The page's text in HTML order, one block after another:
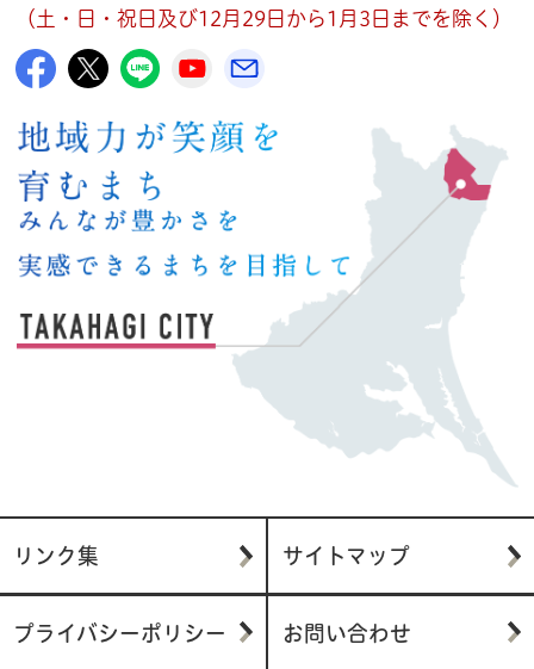
（土・日・祝日及び12月29日から1月3日までを除く）
高萩市公式Facebook
高萩市公式X
高萩市公式LINE
高萩市YouTube公式チャンネル
リンク集 サイトマップ
プライバシーポリシー お問い合わせ